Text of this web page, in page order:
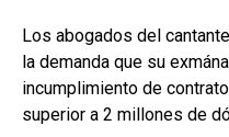
Los abogados del
la demanda que su
incumplimiento de
superior a 2 millones de